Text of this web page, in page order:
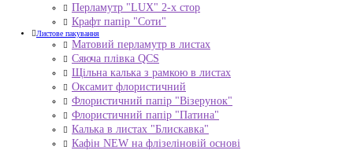
Перламутр "LUX" 2-х стор
Крафт папір "Соти"
Листове пакування
Матовий перламутр в листах
Сяюча плівка QCS
Щільна калька з рамкою в листах
Оксамит флористичний
Флористичний папір "Візерунок"
Флористичний папір "Патина"
Калька в листах "Блискавка"
Кафін NEW на флізеліновій основі